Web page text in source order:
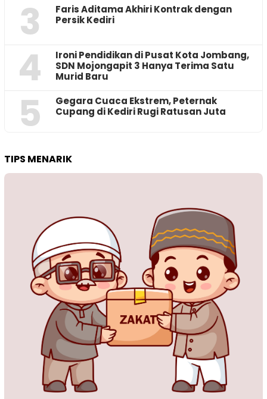
3
Faris Aditama Akhiri Kontrak dengan
Persik Kediri
4
Ironi Pendidikan di Pusat Kota Jombang,
SDN Mojongapit 3 Hanya Terima Satu
Murid Baru
5
‎Gegara Cuaca Ekstrem, Peternak
Cupang di Kediri Rugi Ratusan Juta
TIPS MENARIK